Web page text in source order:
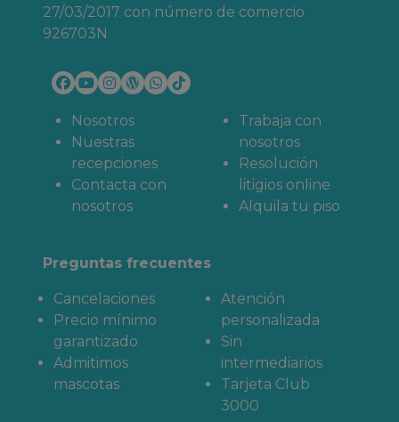
27/03/2017 con número de comercio
926703N
Nosotros
Nuestras
recepciones
Contacta con
nosotros
Trabaja con
nosotros
Resolución
litigios online
Alquila tu piso
Preguntas frecuentes
Cancelaciones
Precio mínimo
garantizado
Admitimos
mascotas
Atención
personalizada
Sin
intermediarios
Tarjeta Club
3000